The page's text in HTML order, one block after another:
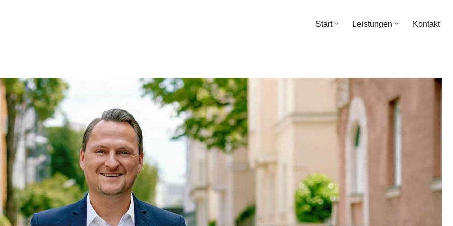
Start Leistungen Kontakt
Finanzdienstleistungen und ✓Vermögensberatung, Unabhängige Finanz & Versicherungsberater,
✓Unabhängiger Finanzberater, ✓Vermögensberatung, ✓Unabhängige Finanz & Versicherungsberater
Ihr unabhängiger Finanz & Versicherungsmakler. Ihre Herausforderungen, unsere Mission ✉.